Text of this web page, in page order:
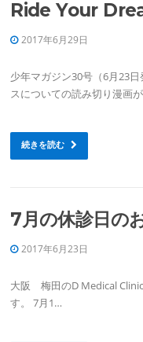
Ride Your
2017年6月29日
少年マガジン30号（6月23
スについての読み切り漫画
続きを読む
7月の休診日の
2017年6月23日
大阪 梅田のD Medical
す。 7月1…